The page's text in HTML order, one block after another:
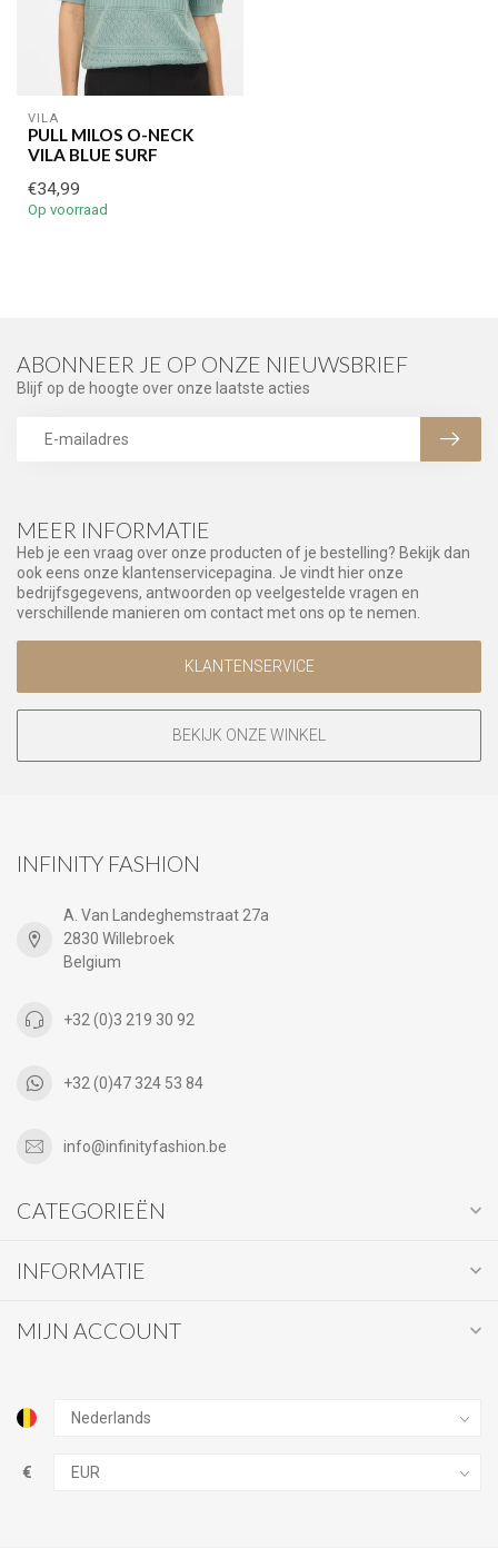
VILA
PULL MILOS O-NECK
VILA BLUE SURF
€34,99
Op voorraad
MEER INFORMATIE
Heb je een vraag over onze producten of je bestelling? Bekijk dan
ook eens onze klantenservicepagina. Je vindt hier onze
bedrijfsgegevens, antwoorden op veelgestelde vragen en
verschillende manieren om contact met ons op te nemen.
KLANTENSERVICE
BEKIJK ONZE WINKEL
ABONNEER JE OP ONZE NIEUWSBRIEF
Blijf op de hoogte over onze laatste acties
INFINITY FASHION
A. Van Landeghemstraat 27a
2830 Willebroek
Belgium
+32 (0)3 219 30 92
+32 (0)47 324 53 84
info@infinityfashion.be
CATEGORIEËN
INFORMATIE
MIJN ACCOUNT
€